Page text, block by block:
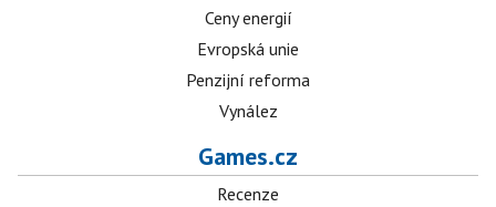
Ceny energií
Evropská unie
Penzijní reforma
Vynález
Games.cz
Recenze